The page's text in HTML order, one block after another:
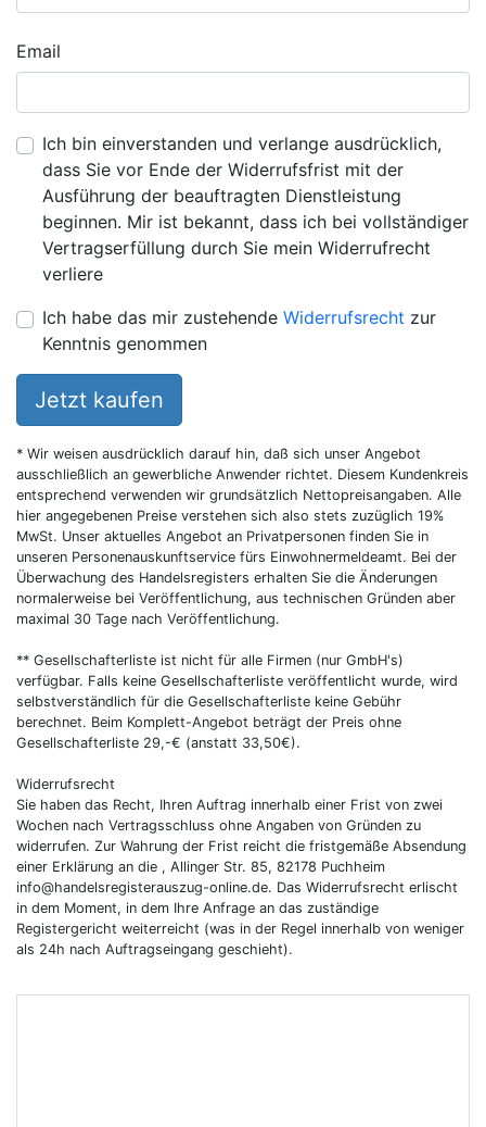
Email
Ich bin einverstanden und verlange ausdrücklich,
dass Sie vor Ende der Widerrufsfrist mit der
Ausführung der beauftragten Dienstleistung
beginnen. Mir ist bekannt, dass ich bei vollständiger
Vertragserfüllung durch Sie mein Widerrufrecht
verliere
Ich habe das mir zustehende Widerrufsrecht zur
Kenntnis genommen
Jetzt kaufen
* Wir weisen ausdrücklich darauf hin, daß sich unser Angebot
ausschließlich an gewerbliche Anwender richtet. Diesem Kundenkreis
entsprechend verwenden wir grundsätzlich Nettopreisangaben. Alle
hier angegebenen Preise verstehen sich also stets zuzüglich 19%
MwSt. Unser aktuelles Angebot an Privatpersonen finden Sie in
unseren Personenauskunftservice fürs Einwohnermeldeamt. Bei der
Überwachung des Handelsregisters erhalten Sie die Änderungen
normalerweise bei Veröffentlichung, aus technischen Gründen aber
maximal 30 Tage nach Veröffentlichung.
** Gesellschafterliste ist nicht für alle Firmen (nur GmbH's)
verfügbar. Falls keine Gesellschafterliste veröffentlicht wurde, wird
selbstverständlich für die Gesellschafterliste keine Gebühr
berechnet. Beim Komplett-Angebot beträgt der Preis ohne
Gesellschafterliste 29,-€ (anstatt 33,50€).
Widerrufsrecht
Sie haben das Recht, Ihren Auftrag innerhalb einer Frist von zwei
Wochen nach Vertragsschluss ohne Angaben von Gründen zu
widerrufen. Zur Wahrung der Frist reicht die fristgemäße Absendung
einer Erklärung an die , Allinger Str. 85, 82178 Puchheim
info@handelsregisterauszug-online.de. Das Widerrufsrecht erlischt
in dem Moment, in dem Ihre Anfrage an das zuständige
Registergericht weiterreicht (was in der Regel innerhalb von weniger
als 24h nach Auftragseingang geschieht).